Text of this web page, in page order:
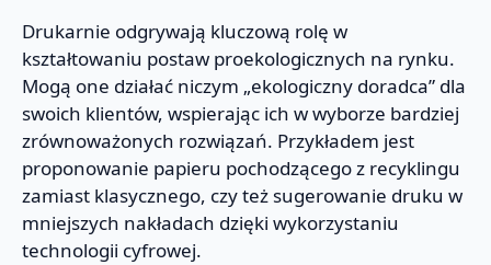
Drukarnie odgrywają kluczową rolę w
kształtowaniu postaw proekologicznych na rynku.
Mogą one działać niczym „ekologiczny doradca” dla
swoich klientów, wspierając ich w wyborze bardziej
zrównoważonych rozwiązań. Przykładem jest
proponowanie papieru pochodzącego z recyklingu
zamiast klasycznego, czy też sugerowanie druku w
mniejszych nakładach dzięki wykorzystaniu
technologii cyfrowej.